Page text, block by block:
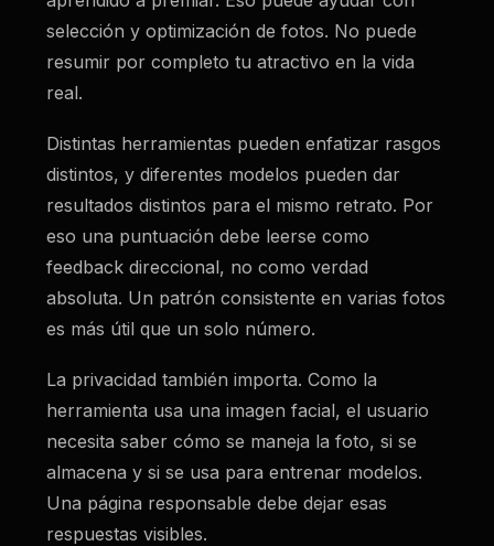
selección y optimización de fotos. No puede
resumir por completo tu atractivo en la vida
real.
Distintas herramientas pueden enfatizar rasgos
distintos, y diferentes modelos pueden dar
resultados distintos para el mismo retrato. Por
eso una puntuación debe leerse como
feedback direccional, no como verdad
absoluta. Un patrón consistente en varias fotos
es más útil que un solo número.
La privacidad también importa. Como la
herramienta usa una imagen facial, el usuario
necesita saber cómo se maneja la foto, si se
almacena y si se usa para entrenar modelos.
Una página responsable debe dejar esas
respuestas visibles.